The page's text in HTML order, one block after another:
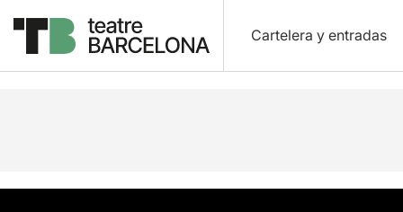
Cartelera y entradas
Descripción Ficha artística Fotos y vídeos